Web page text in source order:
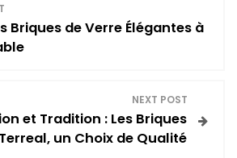
Briques de Verre Élégantes à
NEXT POST
et Tradition : Les Briques
Terreal, un Choix de Qualité